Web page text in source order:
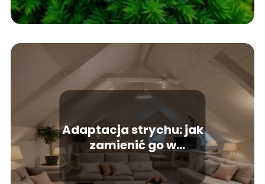
Adaptacja strychu: jak
zamienić go w
funkcjonalne wnętrze?